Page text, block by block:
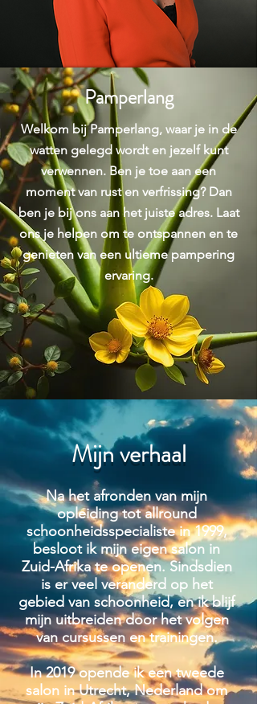
Pamperlang
Welkom bij Pamperlang, waar je in de
watten gelegd wordt en jezelf kunt
verwennen. Ben je toe aan een
moment van rust en verfrissing? Dan
ben je bij ons aan het juiste adres. Laat
ons je helpen om te ontspannen en te
genieten van een ultieme pampering
ervaring.
Mijn verhaal
Na het afronden van mijn
opleiding tot allround
schoonheidsspecialiste in 1999,
besloot ik mijn eigen salon in
Zuid-Afrika te openen. Sindsdien
is er veel veranderd op het
gebied van schoonheid, en ik blijf
mijn uitbreiden door het volgen
van cursussen en trainingen.
In 2019 opende ik een tweede
salon in Utrecht, Nederland om